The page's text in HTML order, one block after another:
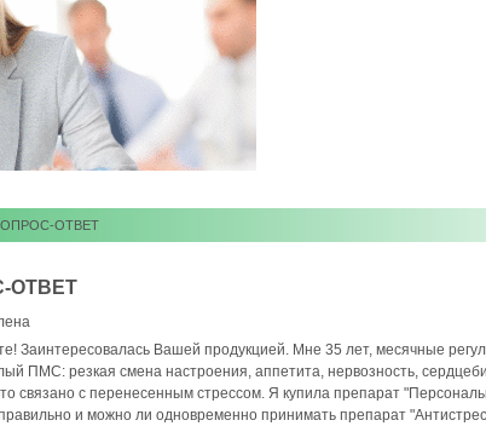
ОТВЕТ
ОТВЕТ
Заинтересовалась Вашей продукцией. Мне 35 лет, месячные
ПМС: резкая смена настроения, аппетита, нервозность,
связано с перенесенным стрессом. Я купила препарат
и можно ли одновременно принимать препарат